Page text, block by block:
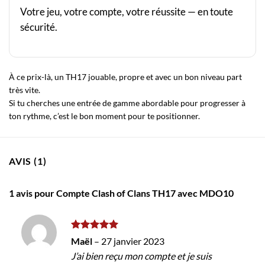
Votre jeu, votre compte, votre réussite — en toute
sécurité.
À ce prix-là, un TH17 jouable, propre et avec un bon niveau part
très vite.
Si tu cherches une entrée de gamme abordable pour progresser à
ton rythme, c’est le bon moment pour te positionner.
AVIS (1)
1 avis pourCompte Clash of Clans TH17 avec MDO10
Note
sur
5
Maël – 27 janvier 2023
J’ai bien reçu mon compte et je suis